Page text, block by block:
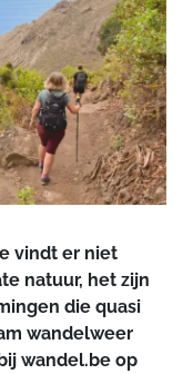
vindt er niet
natuur, het zijn
die quasi
wandelweer
wandel.be op